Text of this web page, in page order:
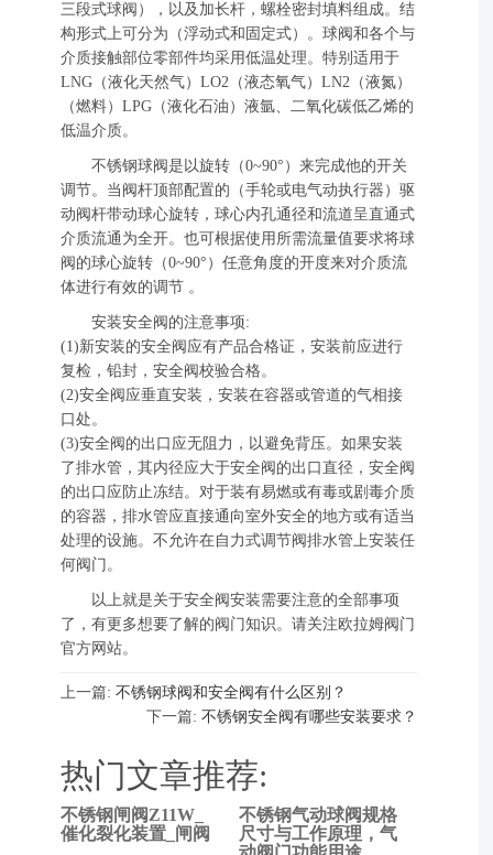
三段式球阀），以及加长杆，螺栓密封填料组成。结
构形式上可分为（浮动式和固定式）。球阀和各个与
介质接触部位零部件均采用低温处理。特别适用于
LNG（液化天然气）LO2（液态氧气）LN2（液氮）
（燃料）LPG（液化石油）液氩、二氧化碳低乙烯的
低温介质。
不锈钢球阀是以旋转（0~90°）来完成他的开关
调节。当阀杆顶部配置的（手轮或电气动执行器）驱
动阀杆带动球心旋转，球心内孔通径和流道呈直通式
介质流通为全开。也可根据使用所需流量值要求将球
阀的球心旋转（0~90°）任意角度的开度来对介质流
体进行有效的调节 。
安装安全阀的注意事项:
(1)新安装的安全阀应有产品合格证，安装前应进行
复检，铅封，安全阀校验合格。
(2)安全阀应垂直安装，安装在容器或管道的气相接
口处。
(3)安全阀的出口应无阻力，以避免背压。如果安装
了排水管，其内径应大于安全阀的出口直径，安全阀
的出口应防止冻结。对于装有易燃或有毒或剧毒介质
的容器，排水管应直接通向室外安全的地方或有适当
处理的设施。不允许在自力式调节阀排水管上安装任
何阀门。
以上就是关于安全阀安装需要注意的全部事项
了，有更多想要了解的阀门知识。请关注欧拉姆阀门
官方网站。
上一篇: 不锈钢球阀和安全阀有什么区别？
下一篇: 不锈钢安全阀有哪些安装要求？
热门文章推荐:
不锈钢闸阀Z11W_
催化裂化装置_闸阀
不锈钢气动球阀规格
尺寸与工作原理，气
上一